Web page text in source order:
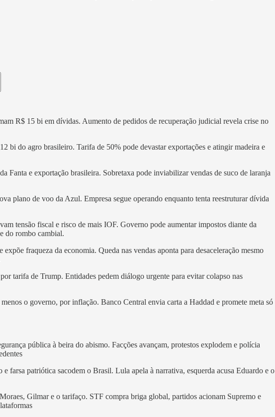
R$ 15 bi em dívidas. Aumento de pedidos de recuperação judicial revela crise no
bi do agro brasileiro. Tarifa de 50% pode devastar exportações e atingir madeira e
Fanta e exportação brasileira. Sobretaxa pode inviabilizar vendas de suco de laranja
plano de voo da Azul. Empresa segue operando enquanto tenta reestruturar dívida
tensão fiscal e risco de mais IOF. Governo pode aumentar impostos diante da
do rombo cambial.
expõe fraqueza da economia. Queda nas vendas aponta para desaceleração mesmo
tarifa de Trump. Entidades pedem diálogo urgente para evitar colapso nas
o governo, por inflação. Banco Central envia carta a Haddad e promete meta só
pública à beira do abismo. Facções avançam, protestos explodem e polícia
e farsa patriótica sacodem o Brasil. Lula apela à narrativa, esquerda acusa Eduardo e o
Gilmar e o tarifaço. STF compra briga global, partidos acionam Supremo e